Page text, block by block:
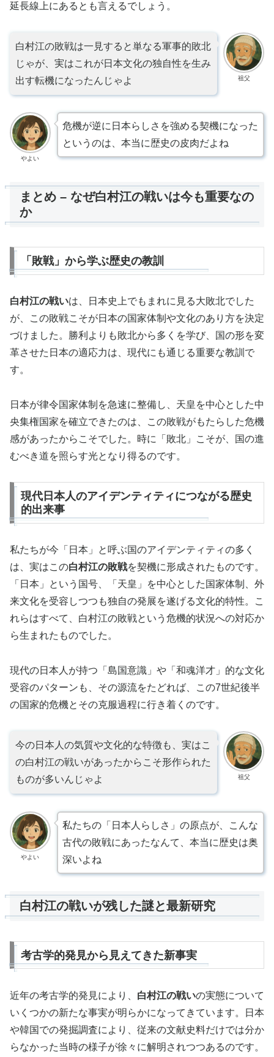
延長線上にあるとも言えるでしょう。
祖父
白村江の敗戦は一見すると単なる軍事的敗北
じゃが、実はこれが日本文化の独自性を生み
出す転機になったんじゃよ
やよい
危機が逆に日本らしさを強める契機になった
というのは、本当に歴史の皮肉だよね
まとめ – なぜ白村江の戦いは今も重要なの
か
「敗戦」から学ぶ歴史の教訓
白村江の戦いは、日本史上でもまれに見る大敗北でした
が、この敗戦こそが日本の国家体制や文化のあり方を決定
づけました。勝利よりも敗北から多くを学び、国の形を変
革させた日本の適応力は、現代にも通じる重要な教訓で
す。
日本が律令国家体制を急速に整備し、天皇を中心とした中
央集権国家を確立できたのは、この敗戦がもたらした危機
感があったからこそでした。時に「敗北」こそが、国の進
むべき道を照らす光となり得るのです。
現代日本人のアイデンティティにつながる歴史
的出来事
私たちが今「日本」と呼ぶ国のアイデンティティの多く
は、実はこの白村江の敗戦を契機に形成されたものです。
「日本」という国号、「天皇」を中心とした国家体制、外
来文化を受容しつつも独自の発展を遂げる文化的特性。こ
れらはすべて、白村江の敗戦という危機的状況への対応か
ら生まれたものでした。
現代の日本人が持つ「島国意識」や「和魂洋才」的な文化
受容のパターンも、その源流をたどれば、この7世紀後半
の国家的危機とその克服過程に行き着くのです。
祖父
今の日本人の気質や文化的な特徴も、実はこ
の白村江の戦いがあったからこそ形作られた
ものが多いんじゃよ
やよい
私たちの「日本人らしさ」の原点が、こんな
古代の敗戦にあったなんて、本当に歴史は奥
深いよね
白村江の戦いが残した謎と最新研究
考古学的発見から見えてきた新事実
近年の考古学的発見により、 白村江の戦いの実態について
いくつかの新たな事実が明らかになってきています。日本
や韓国での発掘調査により、従来の文献史料だけでは分か
らなかった当時の様子が徐々に解明されつつあるのです。